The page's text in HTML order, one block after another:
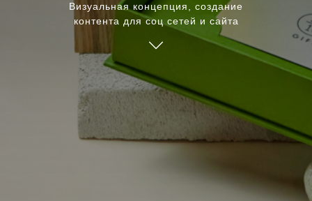
Визуальная концепция, создание
контента для соц сетей и сайта